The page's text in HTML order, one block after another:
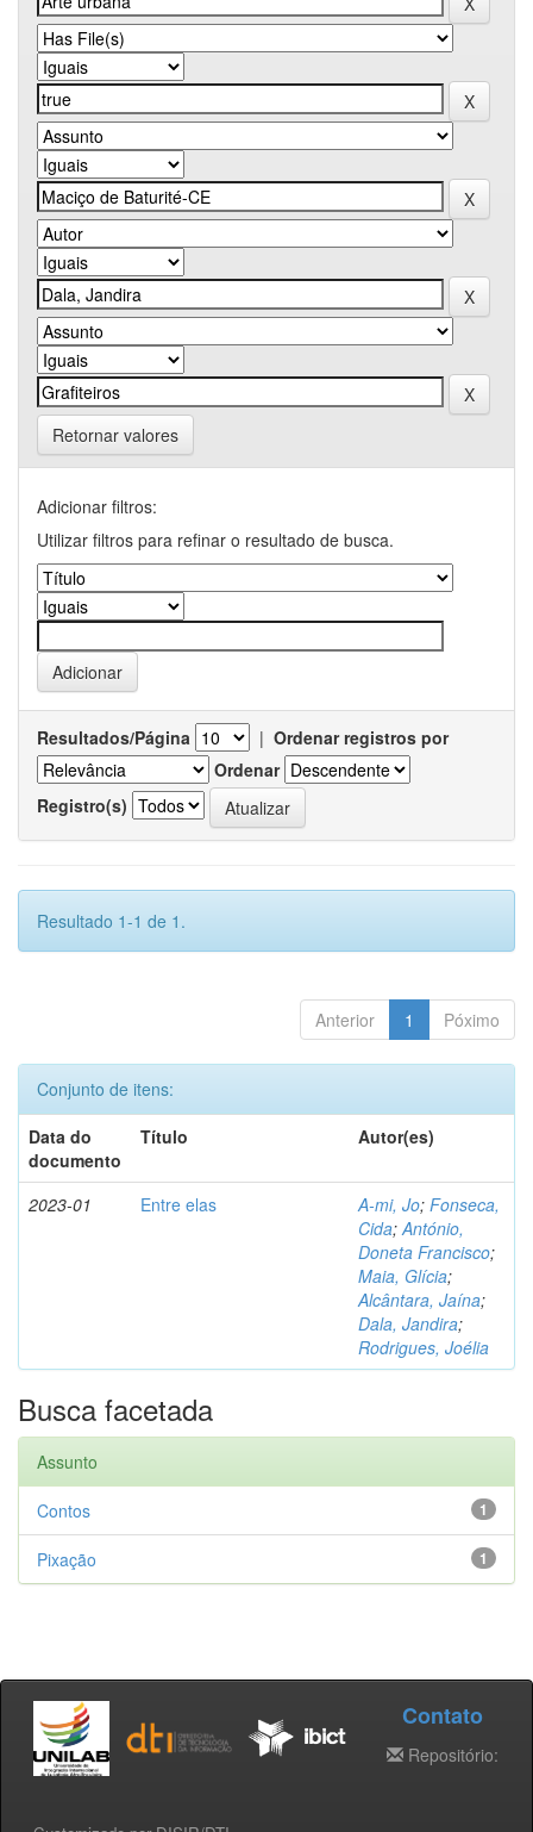
Retornar valores
Adicionar filtros:
Utilizar filtros para refinar o resultado de busca.
Resultados/Página | Ordenar registros por
Ordenar
Registro(s)
Resultado 1-1 de 1.
Anterior 1 Póximo
Conjunto de itens:
Data do
documento
Título Autor(es)
2023-01 Entre elas A-mi, Jo; Fonseca,
Cida;António,
Doneta Francisco;
Maia, Glícia;
Alcântara, Jaína;
Dala, Jandira;
Rodrigues, Joélia
Busca facetada
Assunto
1
Contos
1
Pixação
Contato
Repositório: